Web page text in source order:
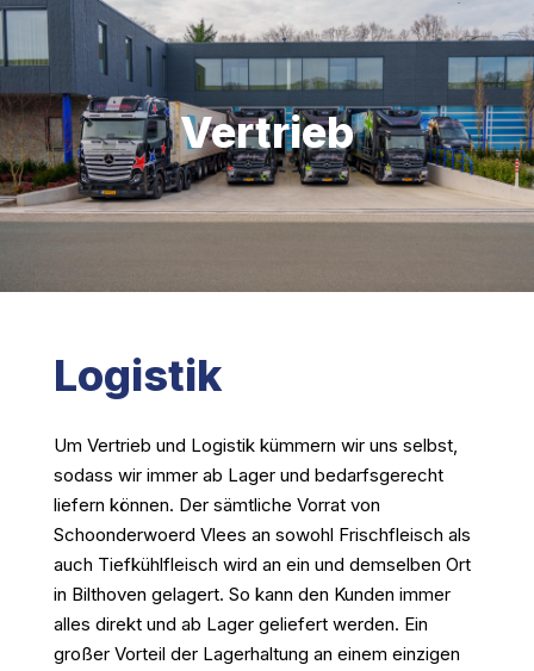
Vertrieb
Logistik
Um Vertrieb und Logistik kümmern wir uns selbst,
sodass wir immer ab Lager und bedarfsgerecht
liefern können. Der sämtliche Vorrat von
Schoonderwoerd Vlees an sowohl Frischfleisch als
auch Tiefkühlfleisch wird an ein und demselben Ort
in Bilthoven gelagert. So kann den Kunden immer
alles direkt und ab Lager geliefert werden. Ein
großer Vorteil der Lagerhaltung an einem einzigen